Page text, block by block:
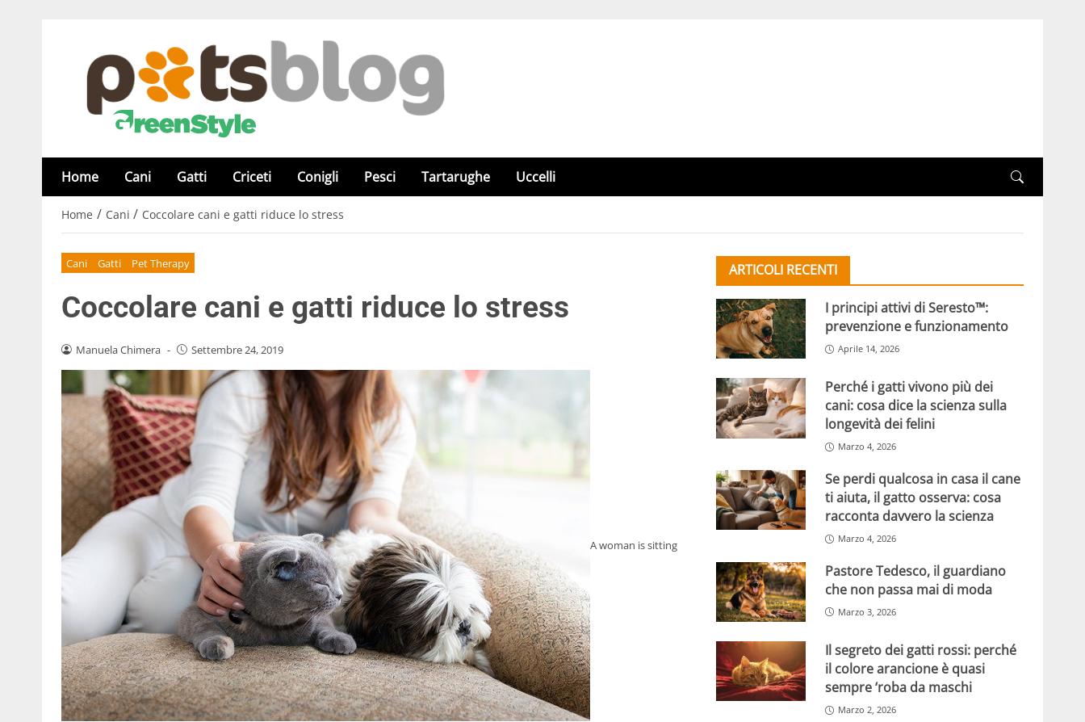
Home Cani Gatti Criceti Conigli Pesci Tartarughe Uccelli
Home / Cani / Coccolare cani e gatti riduce lo stress
Cani Gatti Pet Therapy
Coccolare cani e gatti riduce lo stress
Manuela Chimera - Settembre 24, 2019
A woman is sitting
ARTICOLI RECENTI
I principi attivi di Seresto™:
prevenzione e funzionamento
Aprile 14, 2026
Perché i gatti vivono più dei
cani: cosa dice la scienza sulla
longevità dei felini
Marzo 4, 2026
Se perdi qualcosa in casa il cane
ti aiuta, il gatto osserva: cosa
racconta davvero la scienza
Marzo 4, 2026
Pastore Tedesco, il guardiano
che non passa mai di moda
Marzo 3, 2026
Il segreto dei gatti rossi: perché
il colore arancione è quasi
sempre ‘roba da maschi
Marzo 2, 2026